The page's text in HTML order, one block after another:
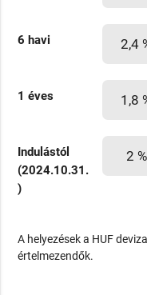
6 havi 2,4
1 éves 1,8
Indulástól
(2024.10.31.
)
2 %
A helyezések a HUF
értelmezendők.